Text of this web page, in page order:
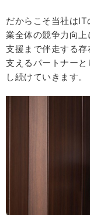
だからこそ当社は
業全体の競争力向
支援まで伴走する
支えるパートナー
し続けていきます。